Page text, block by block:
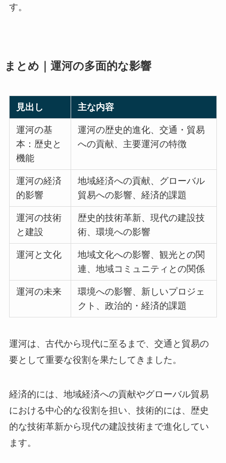
す。
まとめ｜運河の多面的な影響
見出し 主な内容
運河の基
本：歴史と
機能
運河の歴史的進化、交通・貿易
への貢献、主要運河の特徴
運河の経済
的影響
地域経済への貢献、グローバル
貿易への影響、経済的課題
運河の技術
と建設
歴史的技術革新、現代の建設技
術、環境への影響
運河と文化
地域文化への影響、観光との関
連、地域コミュニティとの関係
運河の未来
環境への影響、新しいプロジェ
クト、政治的・経済的課題
運河は、古代から現代に至るまで、交通と貿易の
要として重要な役割を果たしてきました。
経済的には、地域経済への貢献やグローバル貿易
における中心的な役割を担い、技術的には、歴史
的な技術革新から現代の建設技術まで進化してい
ます。